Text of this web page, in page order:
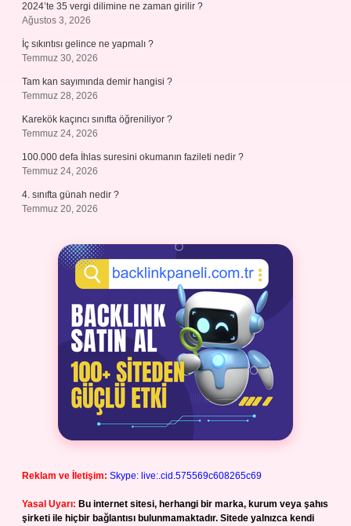
2024’te 35 vergi dilimine ne zaman girilir ?
Ağustos 3, 2026
İç sıkıntısı gelince ne yapmalı ?
Temmuz 30, 2026
Tam kan sayımında demir hangisi ?
Temmuz 28, 2026
Karekök kaçıncı sınıfta öğreniliyor ?
Temmuz 24, 2026
100.000 defa İhlas suresini okumanın fazileti nedir ?
Temmuz 24, 2026
4. sınıfta günah nedir ?
Temmuz 20, 2026
Reklam ve İletişim: Skype: live:.cid.575569c608265c69
Yasal Uyarı: Bu internet sitesi, herhangi bir marka, kurum veya şahıs
şirketi ile hiçbir bağlantısı bulunmamaktadır. Sitede yalnızca kendi